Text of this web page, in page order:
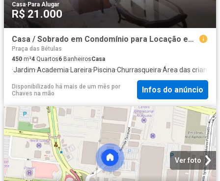
Casa·Para Alugar
R$ 21.000
Casa / Sobrado em Condomínio para Locação em Barueri/SP Alphaville 4 Quartos
Praça das Bétulas
450 m²4 Quartos6 BanheirosCasa
·Jardim·Academia· Lareira·Piscina·Churrasqueira·Área das crianças
Disponibilizado há mais de um mês por
Chaves na mão
Infos do anúncio
Ver foto